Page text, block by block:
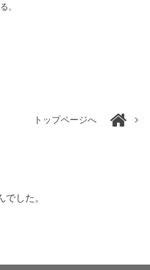
。
トップページへ
した。